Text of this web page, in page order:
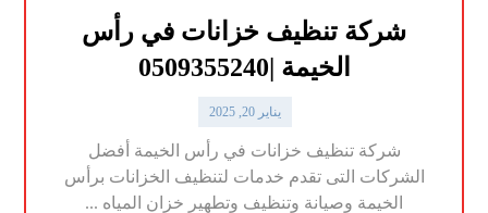
شركة تنظيف خزانات في رأس
الخيمة |0509355240
يناير 20, 2025
شركة تنظيف خزانات في رأس الخيمة أفضل
الشركات التى تقدم خدمات لتنظيف الخزانات برأس
الخيمة وصيانة وتنظيف وتطهير خزان المياه ...